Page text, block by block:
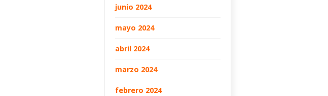
junio 2024
mayo 2024
abril 2024
marzo 2024
febrero 2024